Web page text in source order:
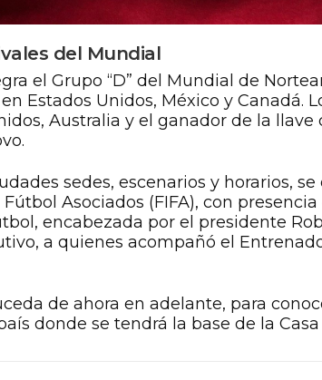
del Mundial
el Grupo “D” del Mundial de
Estados Unidos, México y Canadá.
Australia y el ganador de la
sedes, escenarios y horarios,
Asociados (FIFA), con
encabezada por el presidente
a quienes acompañó el
de ahora en adelante, para
donde se tendrá la base de la